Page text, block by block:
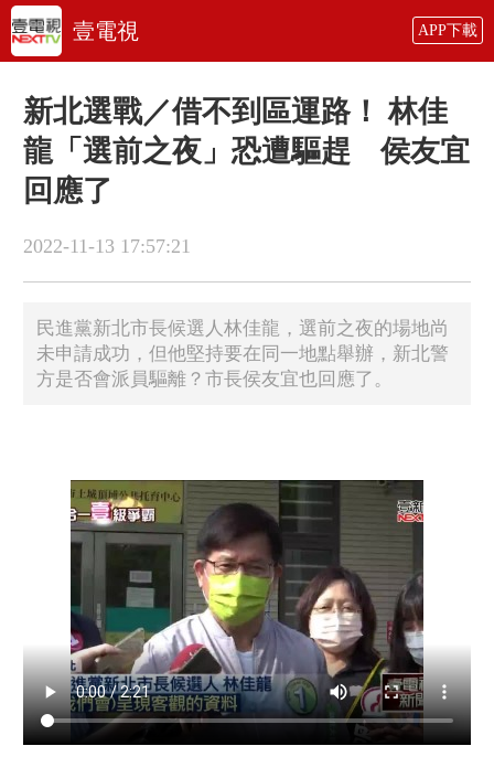
壹電視 APP下載
新北選戰／借不到區運路！ 林佳
龍「選前之夜」恐遭驅趕 侯友宜
回應了
2022-11-13 17:57:21
民進黨新北市長候選人林佳龍，選前之夜的場地尚
未申請成功，但他堅持要在同一地點舉辦，新北警
方是否會派員驅離？市長侯友宜也回應了。